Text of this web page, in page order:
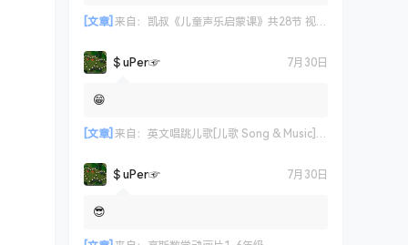
[文章] 来自： 凯叔《儿童声乐启蒙课》共28节 视频课程
＄uΡer☞ 7月30日
😁
[文章] 来自： 英文唱跳儿歌[儿歌 Song & Music] 艾米咕噜
＄uΡer☞ 7月30日
😎